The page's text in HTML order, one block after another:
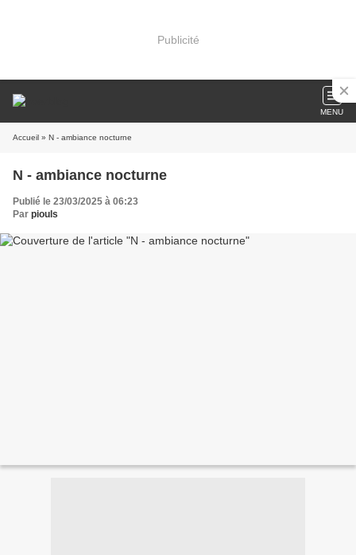
Publicité
MENU
Accueil » N - ambiance nocturne
N - ambiance nocturne
Publié le 23/03/2025 à 06:23
Par piouls